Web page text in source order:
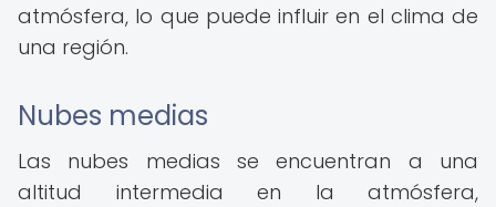
atmósfera, lo que puede influir en el clima de
una región.
Nubes medias
Las nubes medias se encuentran a una
altitud intermedia en la atmósfera,